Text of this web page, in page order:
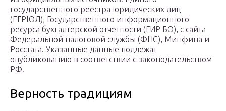
государственного реестра юридических лиц
(ЕГРЮЛ), Государственного информационного
ресурса бухгалтерской отчетности (ГИР БО), с сайта
Федеральной налоговой службы (ФНС), Минфина и
Росстата. Указанные данные подлежат
опубликованию в соответствии с законодательством
РФ.
Верность традициям